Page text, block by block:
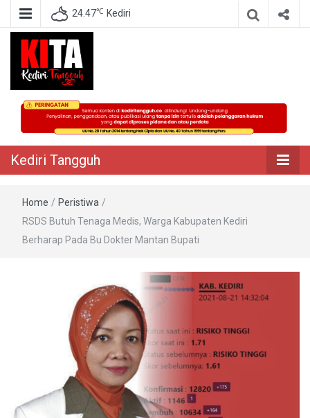
24.47℃ Kediri
Kediri Tangguh
Berita Akurat Terpercaya
Kediri Tangguh
Home / Peristiwa /
RSDS Butuh Tenaga Medis, Warga Kabupaten Kediri
Berharap Pada Bu Dokter Mantan Bupati